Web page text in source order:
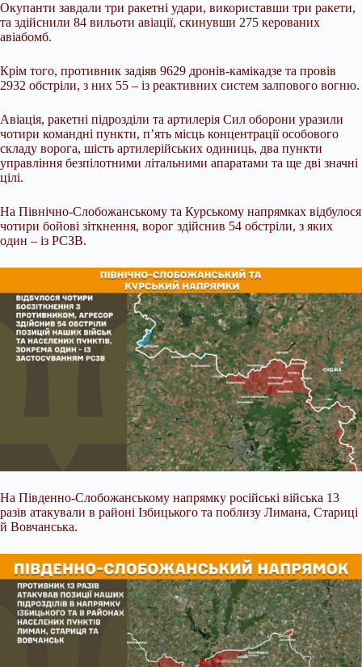
Окупанти завдали три ракетні удари, використавши три ракети,
та здійснили 84 вильоти авіації, скинувши 275 керованих
авіабомб.
Крім того, противник задіяв 9629 дронів-камікадзе та провів
2932 обстріли, з них 55 – із реактивних систем залпового вогню.
Авіація, ракетні підрозділи та артилерія Сил оборони уразили
чотири командні пункти, п’ять місць концентрації особового
складу ворога, шість артилерійських одиниць, два пункти
управління безпілотними літальними апаратами та ще дві значні
цілі.
На Північно-Слобожанському та Курському напрямках відбулося
чотири бойові зіткнення, ворог здійснив 54 обстріли, з яких
один – із РСЗВ.
На Південно-Слобожанському напрямку російські війська 13
разів атакували в районі Ізбицького та поблизу Лимана, Стариці
й Вовчанська.